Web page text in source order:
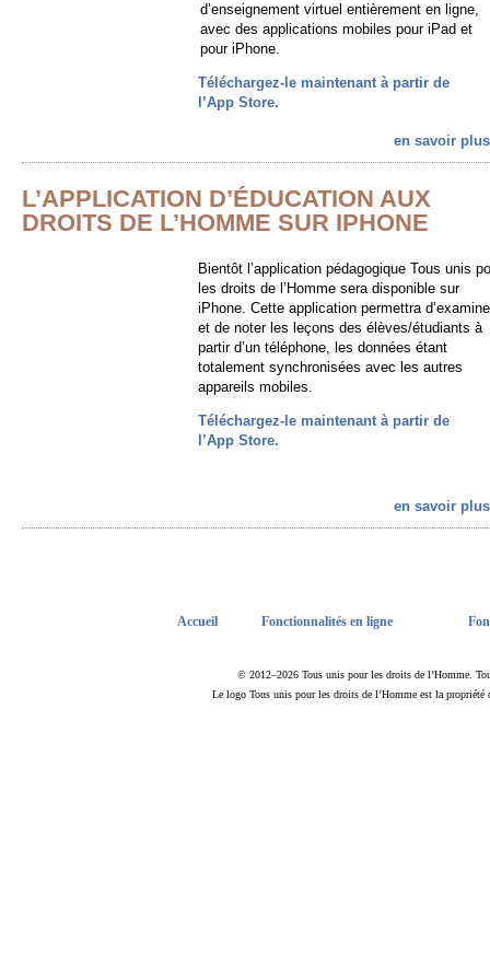
d’enseignement virtuel entièrement en ligne,
avec des applications mobiles pour iPad et
pour iPhone.
Téléchargez-le maintenant à partir de
l’App Store.
en savoir
L’APPLICATION D’ÉDUCATION AUX
DROITS DE L’HOMME SUR IPHONE
Bientôt l’application pédagogique Tous unis
les droits de l’Homme sera disponible sur
iPhone. Cette application permettra
et de noter les leçons des élèves/étudiants à
partir d’un téléphone, les données étant
totalement synchronisées avec les autres
appareils mobiles.
Téléchargez-le maintenant à partir de
l’App Store.
en savoir
Accueil Fonctionnalités en ligne
© 2012–2026 Tous unis pour les droits de l’Homme.
Le logo Tous unis pour les droits de l’Homme est la